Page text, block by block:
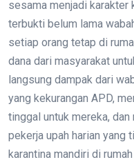
sesama menjadi karakter
terbukti belum lama
setiap orang tetap di
dana dari masyarakat
langsung dampak dari
yang kekurangan APD,
tinggal untuk mereka,
pekerja upah harian yang
karantina mandiri di